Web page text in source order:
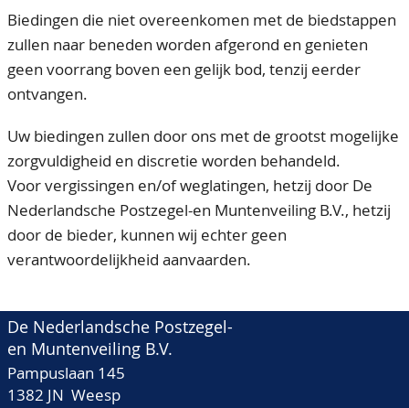
Biedingen die niet overeenkomen met de biedstappen
zullen naar beneden worden afgerond en genieten
geen voorrang boven een gelijk bod, tenzij eerder
ontvangen.
Uw biedingen zullen door ons met de grootst mogelijke
zorgvuldigheid en discretie worden behandeld.
Voor vergissingen en/of weglatingen, hetzij door De
Nederlandsche Postzegel-en Muntenveiling B.V., hetzij
door de bieder, kunnen wij echter geen
verantwoordelijkheid aanvaarden.
De Nederlandsche Postzegel-
en Muntenveiling B.V.
Pampuslaan 145
1382 JN Weesp